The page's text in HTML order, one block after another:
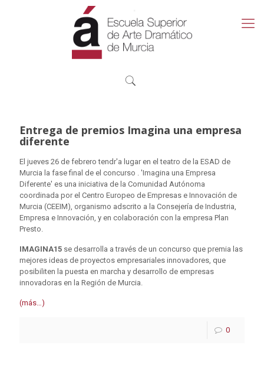
Entrega de premios Imagina una empresa
diferente
El jueves 26 de febrero tendr'a lugar en el teatro de la ESAD de
Murcia la fase final de el concurso . 'Imagina una Empresa
Diferente' es una iniciativa de la Comunidad Autónoma
coordinada por el Centro Europeo de Empresas e Innovación de
Murcia (CEEIM), organismo adscrito a la Consejería de Industria,
Empresa e Innovación, y en colaboración con la empresa Plan
Presto.
IMAGINA15 se desarrolla a través de un concurso que premia las
mejores ideas de proyectos empresariales innovadores, que
posibiliten la puesta en marcha y desarrollo de empresas
innovadoras en la Región de Murcia.
(más…)
0